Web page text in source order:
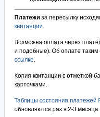
Платежи за пересылку
квитанции.
Возможна оплата через
и подобные). Об оплате таким
ссылке.
Копия квитанции с отметкой
карточками.
Таблицы состояния платежей
обновляются раз в 2-3 месяца